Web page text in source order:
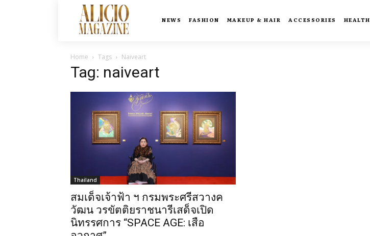
NEWS FASHION MAKEUP & HAIR ACCESSORIES HEALTH
Home Tags Naiveart
Tag: naiveart
Thailand
สมเด็จเจ้าฟ้า ฯ กรมพระศรีสวางค
วัฒน วรขัตติยราชนารีเสด็จเปิด
นิทรรศการ “SPACE AGE: เสือ